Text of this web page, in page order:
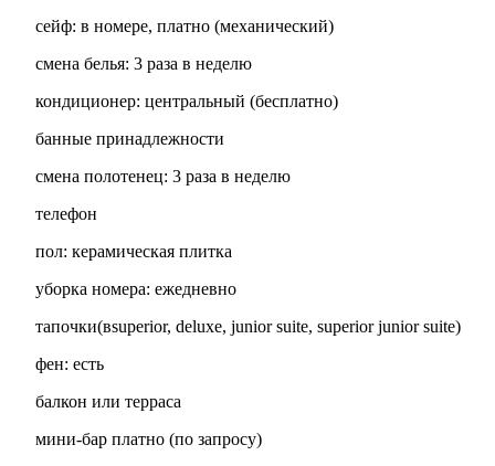
сейф: в номере, платно (механический)
смена белья: 3 раза в неделю
кондиционер: центральный (бесплатно)
банные принадлежности
смена полотенец: 3 раза в неделю
телефон
пол: керамическая плитка
уборка номера: ежедневно
тапочки(вsuperior, deluxe, junior suite, superior junior suite)
фен: есть
балкон или терраса
мини-бар платно (по запросу)